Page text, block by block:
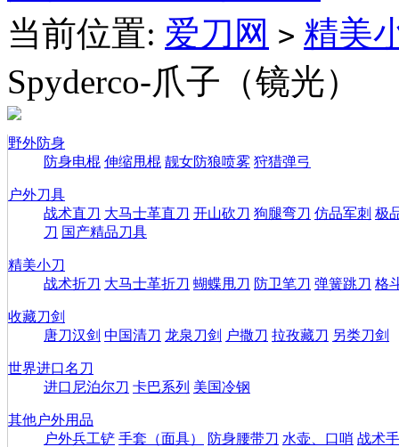
当前位置: 爱刀网 > 精美
Spyderco-爪子（镜光）
野外防身
防身电棍 伸缩甩棍 靓女防狼喷雾 狩猎弹弓
户外刀具
战术直刀 大马士革直刀 开山砍刀 狗腿弯刀 仿品军刺 极
刀 国产精品刀具
精美小刀
战术折刀 大马士革折刀 蝴蝶甩刀 防卫笔刀 弹簧跳刀 格
收藏刀剑
唐刀汉剑 中国清刀 龙泉刀剑 户撒刀 拉孜藏刀 另类刀剑
世界进口名刀
进口尼泊尔刀 卡巴系列 美国冷钢
其他户外用品
户外兵工铲 手套（面具） 防身腰带刀 水壶、口哨 战术